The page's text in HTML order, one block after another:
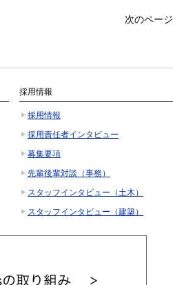
次のページ
採用情報
採用情報
採用責任者インタビュー
募集要項
先輩後輩対談（事務）
スタッフインタビュー（土木）
スタッフインタビュー（建築）